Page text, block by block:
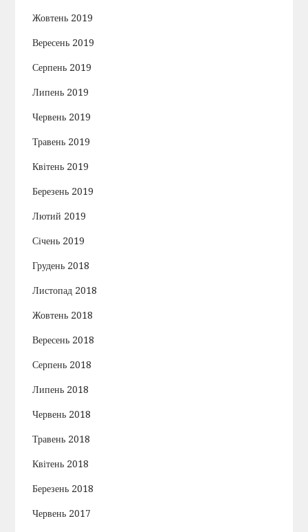
Жовтень 2019
Вересень 2019
Серпень 2019
Липень 2019
Червень 2019
Травень 2019
Квітень 2019
Березень 2019
Лютий 2019
Січень 2019
Грудень 2018
Листопад 2018
Жовтень 2018
Вересень 2018
Серпень 2018
Липень 2018
Червень 2018
Травень 2018
Квітень 2018
Березень 2018
Червень 2017